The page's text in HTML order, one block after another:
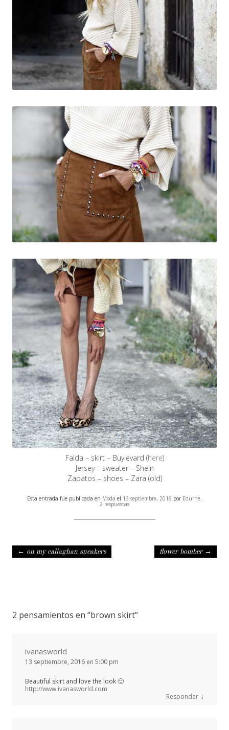
Falda – skirt – Buylevard (here)
Jersey – sweater – Shein
Zapatos – shoes – Zara (old)
Esta entrada fue publicada en Moda el 13 septiembre, 2016 por Edurne.
2 respuestas
Navegación de entradas
← on my callaghan sneakers flower bomber →
2 pensamientos en “brown skirt”
ivanasworld
13 septiembre, 2016 en 5:00 pm
Beautiful skirt and love the look 🙂
http://www.ivanasworld.com
Responder ↓